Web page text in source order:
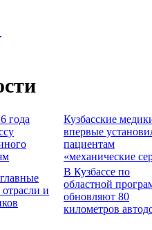
года
Кузбасские
впервые
пациентам
«механические
и
В Кузбассе по
областной
обновляют 80
километров